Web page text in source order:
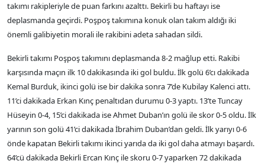
takımı rakipleriyle de puan farkını azalttı. Bekirli bu haftayı ise
deplasmanda geçirdi. Poşpoş takımına konuk olan takım aldığı iki
önemli galibiyetin morali ile rakibini adeta sahadan sildi.
Bekirli takımı Poşpoş takımını deplasmanda 8-2 mağlup etti. Rakibi
karşısında maçın ilk 10 dakikasında iki gol buldu. İlk golü 6’cı dakikada
Kemal Burduk, ikinci golü ise bir dakika sonra 7’de Kubilay Kalenci attı.
11’ci dakikada Erkan Kınç penaltıdan durumu 0-3 yaptı. 13’te Tuncay
Hüseyin 0-4, 15’ci dakikada ise Ahmet Duban’ın golü ile skor 0-5 oldu. İlk
yarının son golü 41’ci dakikada İbrahim Duban’dan geldi. İlk yarıyı 0-6
önde kapatan Bekirli takımı ikinci yarıda da iki gol daha atmayı başardı.
64’cü dakikada Bekirli Ercan Kınç ile skoru 0-7 yaparken 72 dakikada